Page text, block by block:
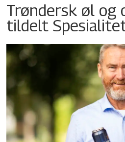
Trøndersk øl og
tildelt